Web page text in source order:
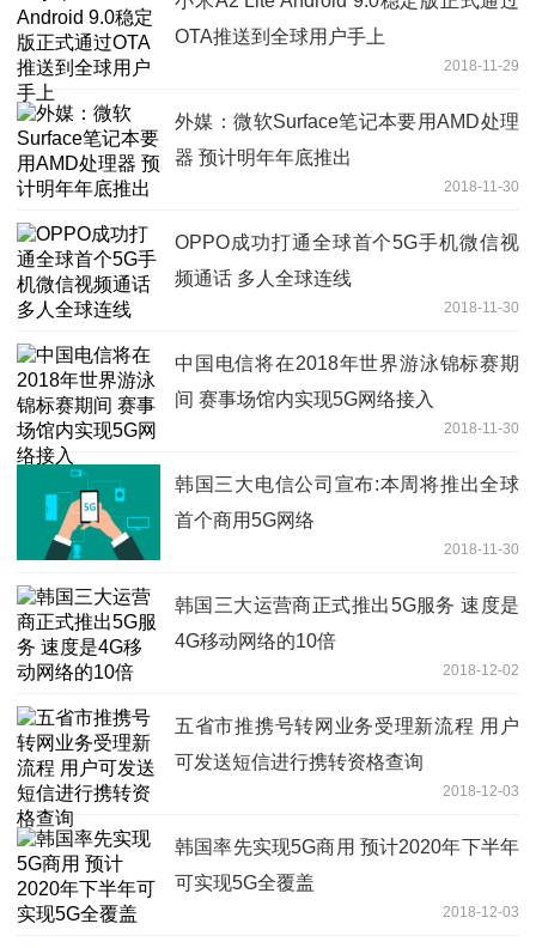
OTA推送到全球用户手上
2018-11-29
外媒：微软Surface笔记本要用AMD处理
器 预计明年年底推出
2018-11-30
OPPO成功打通全球首个5G手机微信视
频通话 多人全球连线
2018-11-30
中国电信将在2018年世界游泳锦标赛期
间 赛事场馆内实现5G网络接入
2018-11-30
韩国三大电信公司宣布:本周将推出全球
首个商用5G网络
2018-11-30
韩国三大运营商正式推出5G服务 速度是
4G移动网络的10倍
2018-12-02
五省市推携号转网业务受理新流程 用户
可发送短信进行携转资格查询
2018-12-03
韩国率先实现5G商用 预计2020年下半年
可实现5G全覆盖
2018-12-03